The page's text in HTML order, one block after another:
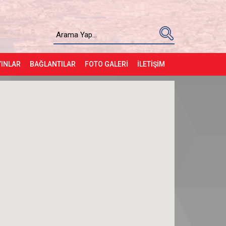
BAĞLANTILAR FOTO GALERİ İLETİŞİM